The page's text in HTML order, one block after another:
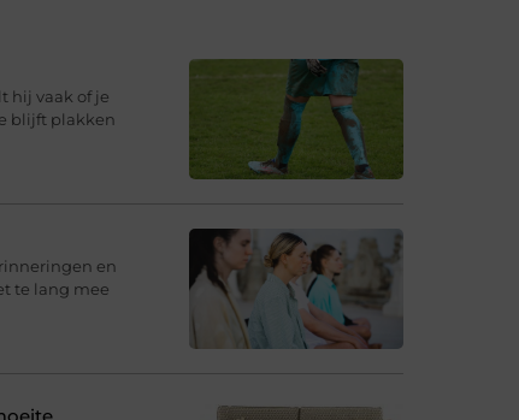
hij vaak of je
blijft plakken
en
te lang mee